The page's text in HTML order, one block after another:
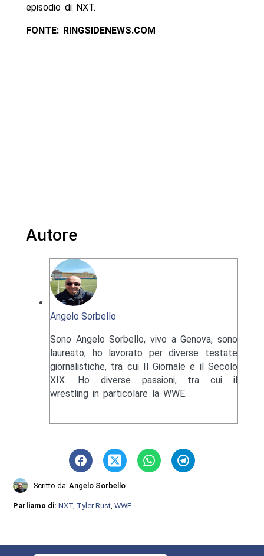
episodio di NXT.
FONTE: RINGSIDENEWS.COM
Autore
Angelo Sorbello
Sono Angelo Sorbello, vivo a Genova, sono
laureato, ho lavorato per diverse testate
giornalistiche, tra cui Il Giornale e il Secolo
XIX. Ho diverse passioni, tra cui il
wrestling in particolare la WWE.
Scritto da Angelo Sorbello
Parliamo di:NXT, Tyler Rust,WWE